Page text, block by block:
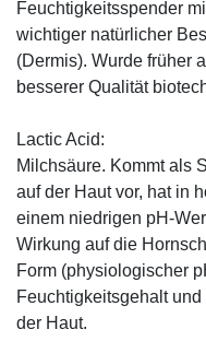
Feuchtigkeitsspender
wichtiger natürlicher
(Dermis). Wurde früher
besserer Qualität
Lactic Acid:
Milchsäure. Kommt als
auf der Haut vor, hat in
einem niedrigen pH-
Wirkung auf die
Form (physiologischer
Feuchtigkeitsgehalt
der Haut.